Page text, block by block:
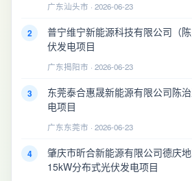
广东汕头市 · 2026-06-23
2
普宁维宁新能源科技有限公司（
伏发电项目
广东揭阳市 · 2026-06-23
3
东莞泰合惠晟新能源有限公司陈
电项目
广东东莞市 · 2026-06-23
4
肇庆市昕合新能源有限公司德庆
15kW分布式光伏发电项目